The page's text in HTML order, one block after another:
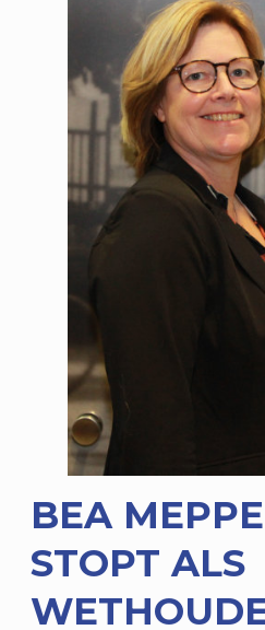
BEA
STOPT ALS